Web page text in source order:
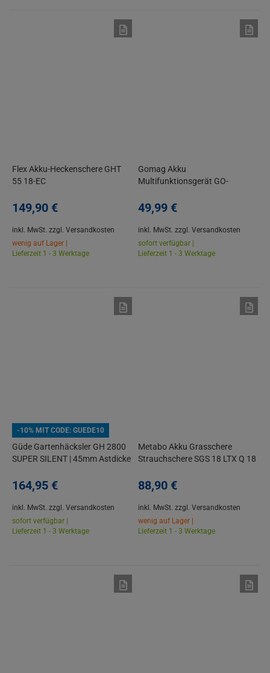
Flex Akku-Heckenschere GHT
55 18-EC
149,90 €
inkl. MwSt. zzgl. Versandkosten
wenig auf Lager |
Lieferzeit 1 - 3 Werktage
Gomag Akku
Multifunktionsgerät GO-
Kit 2.0
49,99 €
inkl. MwSt. zzgl. Versandkosten
sofort verfügbar |
Lieferzeit 1 - 3 Werktage
-10% MIT CODE: GUEDE10
Güde Gartenhäcksler GH 2800
SUPER SILENT | 45mm Astdicke
164,95 €
inkl. MwSt. zzgl. Versandkosten
sofort verfügbar |
Lieferzeit 1 - 3 Werktage
Metabo Akku Grasschere
Strauchschere SGS 18 LTX Q 18
88,90 €
inkl. MwSt. zzgl. Versandkosten
wenig auf Lager |
Lieferzeit 1 - 3 Werktage